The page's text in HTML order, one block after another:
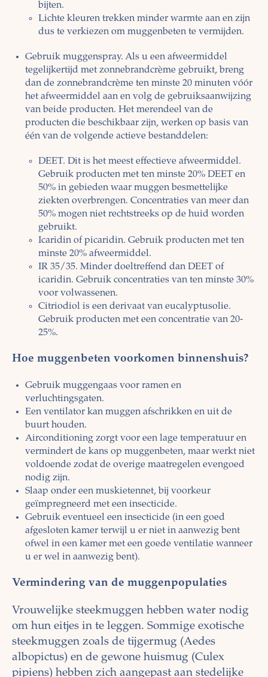
bijten.
Lichte kleuren trekken minder warmte aan en zijn
dus te verkiezen om muggenbeten te vermijden.
Gebruik muggenspray. Als u een afweermiddel
tegelijkertijd met zonnebrandcrème gebruikt, breng
dan de zonnebrandcrème ten minste 20 minuten vóór
het afweermiddel aan en volg de gebruiksaanwijzing
van beide producten. Het merendeel van de
producten die beschikbaar zijn, werken op basis van
één van de volgende actieve bestanddelen:
DEET. Dit is het meest effectieve afweermiddel.
Gebruik producten met ten minste 20% DEET en
50% in gebieden waar muggen besmettelijke
ziekten overbrengen. Concentraties van meer dan
50% mogen niet rechtstreeks op de huid worden
gebruikt.
Icaridin of picaridin. Gebruik producten met ten
minste 20% afweermiddel.
IR 35/35. Minder doeltreffend dan DEET of
icaridin. Gebruik concentraties van ten minste 30%
voor volwassenen.
Citriodiol is een derivaat van eucalyptusolie.
Gebruik producten met een concentratie van 20-
25%.
Hoe muggenbeten voorkomen binnenshuis?
Gebruik muggengaas voor ramen en
verluchtingsgaten.
Een ventilator kan muggen afschrikken en uit de
buurt houden.
Airconditioning zorgt voor een lage temperatuur en
vermindert de kans op muggenbeten, maar werkt niet
voldoende zodat de overige maatregelen evengoed
nodig zijn.
Slaap onder een muskietennet, bij voorkeur
geïmpregneerd met een insecticide.
Gebruik eventueel een insecticide (in een goed
afgesloten kamer terwijl u er niet in aanwezig bent
ofwel in een kamer met een goede ventilatie wanneer
u er wel in aanwezig bent).
Vermindering van de muggenpopulaties
Vrouwelijke steekmuggen hebben water nodig
om hun eitjes in te leggen. Sommige exotische
steekmuggen zoals de tijgermug (Aedes
albopictus) en de gewone huismug (Culex
pipiens) hebben zich aangepast aan stedelijke